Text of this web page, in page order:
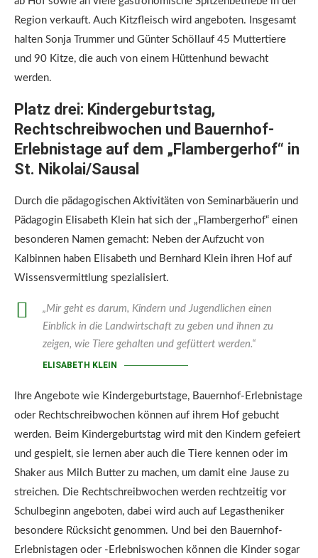
Region verkauft. Auch Kitzfleisch wird angeboten. Insgesamt
halten Sonja Trummer und Günter Schöllauf 45 Muttertiere
und 90 Kitze, die auch von einem Hüttenhund bewacht
werden.
Platz drei: Kindergeburtstag,
Rechtschreibwochen und Bauernhof-
Erlebnistage auf dem „Flambergerhof“ in
St. Nikolai/Sausal
Durch die pädagogischen Aktivitäten von Seminarbäuerin und
Pädagogin Elisabeth Klein hat sich der „Flambergerhof“ einen
besonderen Namen gemacht: Neben der Aufzucht von
Kalbinnen haben Elisabeth und Bernhard Klein ihren Hof auf
Wissensvermittlung spezialisiert.
„Mir geht es darum, Kindern und Jugendlichen einen
Einblick in die Landwirtschaft zu geben und ihnen zu
zeigen, wie Tiere gehalten und gefüttert werden.“
ELISABETH KLEIN
Ihre Angebote wie Kindergeburtstage, Bauernhof-Erlebnistage
oder Rechtschreibwochen können auf ihrem Hof gebucht
werden. Beim Kindergeburtstag wird mit den Kindern gefeiert
und gespielt, sie lernen aber auch die Tiere kennen oder im
Shaker aus Milch Butter zu machen, um damit eine Jause zu
streichen. Die Rechtschreibwochen werden rechtzeitig vor
Schulbeginn angeboten, dabei wird auch auf Legastheniker
besondere Rücksicht genommen. Und bei den Bauernhof-
Erlebnistagen oder -Erlebniswochen können die Kinder sogar